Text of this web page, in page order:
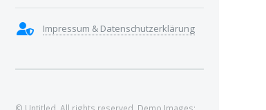
Impressum & Datenschutzerklärung